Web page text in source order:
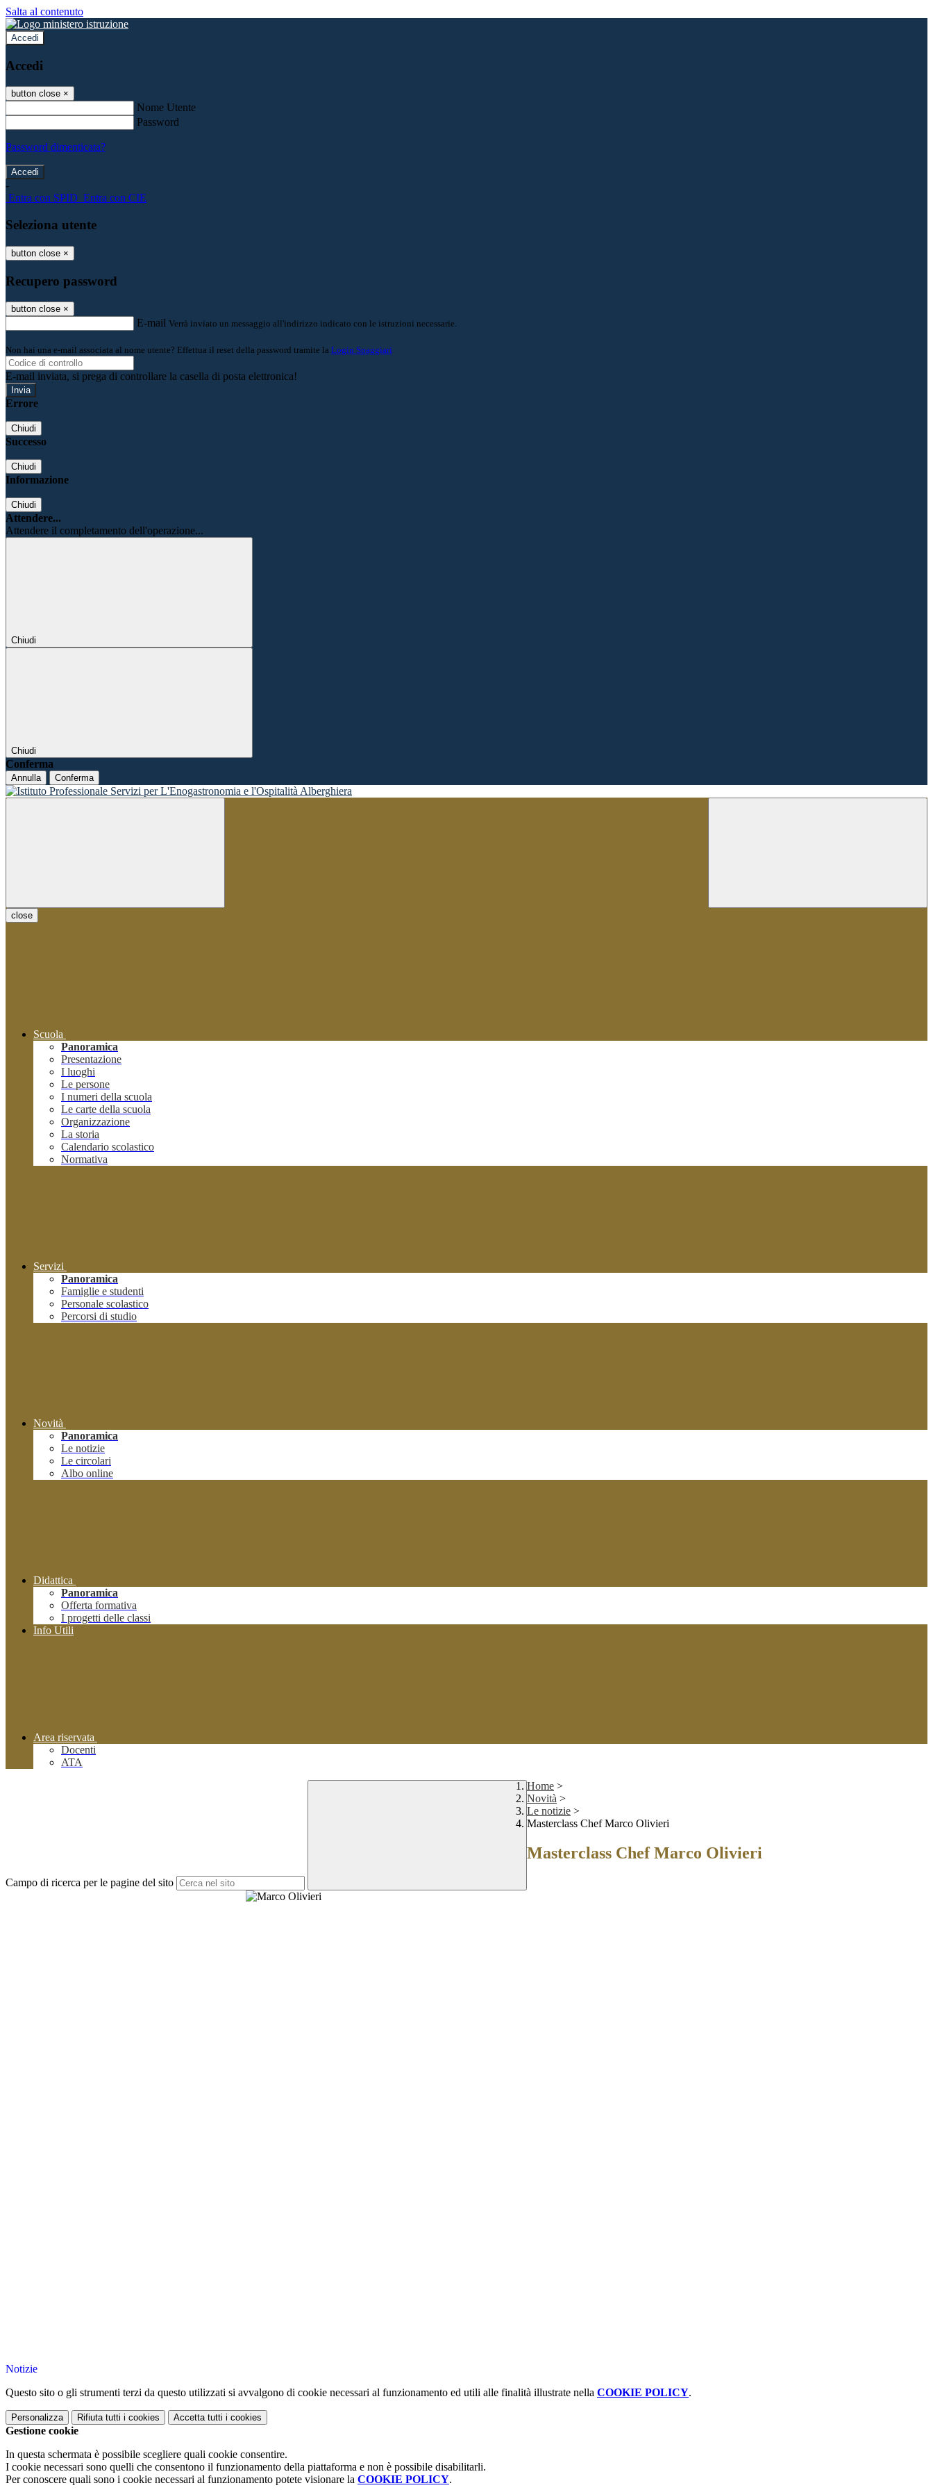
Salta al contenuto
Accedi
Accedi
button close ×
Nome Utente
Password
Password dimenticata?
-
Entra con SPID Entra con CIE
Seleziona utente
button close ×
Recupero password
button close ×
E-mail Verrà inviato un messaggio all'indirizzo indicato con le istruzioni necessarie.
Non hai una e-mail associata al nome utente? Effettua il reset della password tramite la Login Spaggiari
E-mail inviata, si prega di controllare la casella di posta elettronica!
Errore
Chiudi
Successo
Chiudi
Informazione
Chiudi
Attendere...
Attendere il completamento dell'operazione...
Chiudi
Chiudi
Conferma
Annulla Conferma
close
Scuola
Panoramica
Presentazione
I luoghi
Le persone
I numeri della scuola
Le carte della scuola
Organizzazione
La storia
Calendario scolastico
Normativa
Servizi
Panoramica
Famiglie e studenti
Personale scolastico
Percorsi di studio
Novità
Panoramica
Le notizie
Le circolari
Albo online
Didattica
Panoramica
Offerta formativa
I progetti delle classi
Info Utili
Area riservata
Docenti
ATA
Campo di ricerca per le pagine del sito
Home >
Novità >
Le notizie >
Masterclass Chef Marco Olivieri
Masterclass Chef Marco Olivieri
Notizie
Questo sito o gli strumenti terzi da questo utilizzati si avvalgono di cookie necessari al funzionamento ed utili alle finalità illustrate nella COOKIE POLICY.
Personalizza Rifiuta tutti i cookies Accetta tutti i cookies
Gestione cookie
In questa schermata è possibile scegliere quali cookie consentire.
I cookie necessari sono quelli che consentono il funzionamento della piattaforma e non è possibile disabilitarli.
Per conoscere quali sono i cookie necessari al funzionamento potete visionare la COOKIE POLICY.